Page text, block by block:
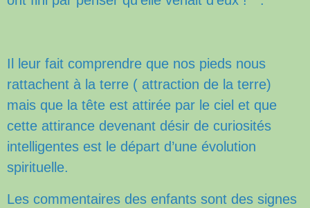
Il leur fait comprendre que nos pieds nous
rattachent à la terre ( attraction de la terre)
mais que la tête est attirée par le ciel et que
cette attirance devenant désir de curiosités
intelligentes est le départ d’une évolution
spirituelle.
Les commentaires des enfants sont des signes